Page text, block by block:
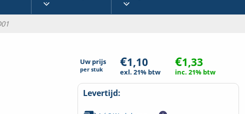
Uw prijs
per stuk €1,10
exl. 21% btw
€1,33
inc. 21% btw
Levertijd: